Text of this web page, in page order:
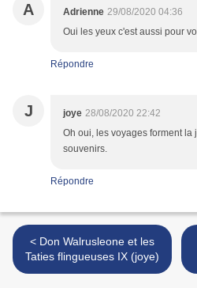
A Adrienne 29/08/2020 04:36
Oui les yeux c'est aussi pour
Répondre
J joye 28/08/2020 22:42
Oh oui, les voyages forment la
souvenirs.
Répondre
< Don Walrusleone et les
Taties flingueuses IX (joye)